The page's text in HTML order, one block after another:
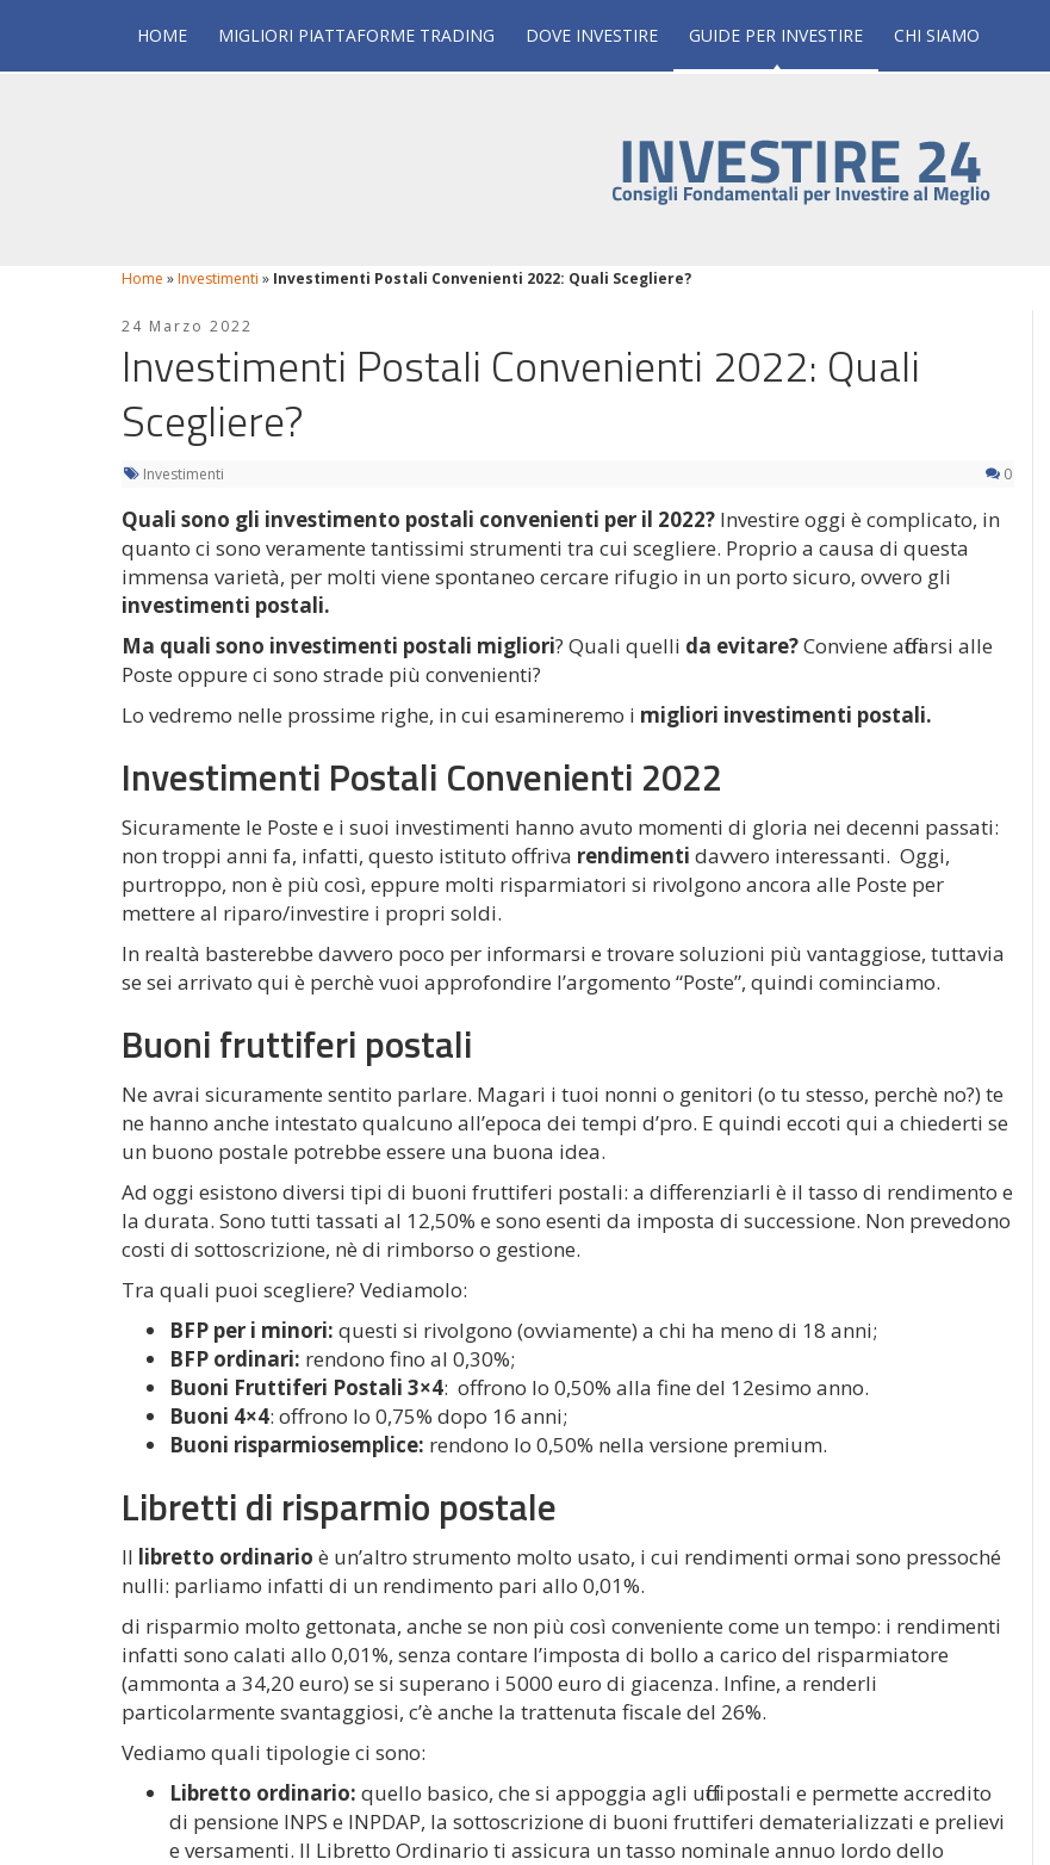
HOME MIGLIORI PIATTAFORME TRADING DOVE INVESTIRE GUIDE PER INVESTIRE CHI SIAMO
Home »Investimenti » Investimenti Postali Convenienti 2022: Quali Scegliere?
24 Marzo 2022
Investimenti Postali Convenienti 2022: Quali
Scegliere?
Investimenti 0
Quali sono gli investimento postali convenienti per il 2022? Investire oggi è complicato, in
quanto ci sono veramente tantissimi strumenti tra cui scegliere. Proprio a causa di questa
immensa varietà, per molti viene spontaneo cercare rifugio in un porto sicuro, ovvero gli
investimenti postali.
Ma quali sono investimenti postali migliori? Quali quelli da evitare?Conviene affidarsi alle
Poste oppure ci sono strade più convenienti?
Lo vedremo nelle prossime righe, in cui esamineremo i migliori investimenti postali.
Investimenti Postali Convenienti 2022
Sicuramente le Poste e i suoi investimenti hanno avuto momenti di gloria nei decenni passati:
non troppi anni fa, infatti, questo istituto offriva rendimenti davvero interessanti. Oggi,
purtroppo, non è più così, eppure molti risparmiatori si rivolgono ancora alle Poste per
mettere al riparo/investire i propri soldi.
In realtà basterebbe davvero poco per informarsi e trovare soluzioni più vantaggiose, tuttavia
se sei arrivato qui è perchè vuoi approfondire l’argomento “Poste”, quindi cominciamo.
Buoni fruttiferi postali
Ne avrai sicuramente sentito parlare. Magari i tuoi nonni o genitori (o tu stesso, perchè no?) te
ne hanno anche intestato qualcuno all’epoca dei tempi d’pro. E quindi eccoti qui a chiederti se
un buono postale potrebbe essere una buona idea.
Ad oggi esistono diversi tipi di buoni fruttiferi postali: a differenziarli è il tasso di rendimento e
la durata. Sono tutti tassati al 12,50% e sono esenti da imposta di successione. Non prevedono
costi di sottoscrizione, nè di rimborso o gestione.
Tra quali puoi scegliere? Vediamolo:
BFP per i minori: questi si rivolgono (ovviamente) a chi ha meno di 18 anni;
BFP ordinari: rendono fino al 0,30%;
Buoni Fruttiferi Postali 3×4: offrono lo 0,50% alla fine del 12esimo anno.
Buoni 4×4: offrono lo 0,75% dopo 16 anni;
Buoni risparmiosemplice: rendono lo 0,50% nella versione premium.
Libretti di risparmio postale
Il libretto ordinario è un’altro strumento molto usato, i cui rendimenti ormai sono pressoché
nulli: parliamo infatti di un rendimento pari allo 0,01%.
di risparmio molto gettonata, anche se non più così conveniente come un tempo: i rendimenti
infatti sono calati allo 0,01%, senza contare l’imposta di bollo a carico del risparmiatore
(ammonta a 34,20 euro) se si superano i 5000 euro di giacenza. Infine, a renderli
particolarmente svantaggiosi, c’è anche la trattenuta fiscale del 26%.
Vediamo quali tipologie ci sono:
Libretto ordinario: quello basico, che si appoggia agli uffici postali e permette accredito
di pensione INPS e INPDAP, la sottoscrizione di buoni fruttiferi dematerializzati e prelievi
e versamenti. Il Libretto Ordinario ti assicura un tasso nominale annuo lordo dello